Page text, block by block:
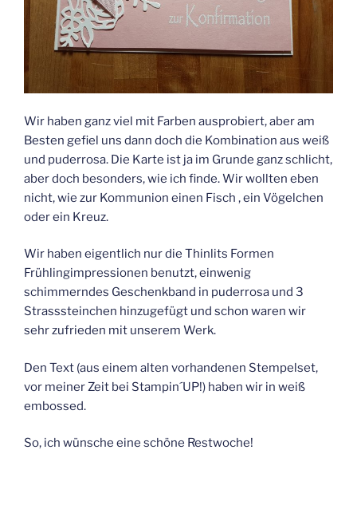
Wir haben ganz viel mit Farben ausprobiert, aber am
Besten gefiel uns dann doch die Kombination aus weiß
und puderrosa. Die Karte ist ja im Grunde ganz schlicht,
aber doch besonders, wie ich finde. Wir wollten eben
nicht, wie zur Kommunion einen Fisch , ein Vögelchen
oder ein Kreuz.
Wir haben eigentlich nur die Thinlits Formen
Frühlingimpressionen benutzt, einwenig
schimmerndes Geschenkband in puderrosa und 3
Strasssteinchen hinzugefügt und schon waren wir
sehr zufrieden mit unserem Werk.
Den Text (aus einem alten vorhandenen Stempelset,
vor meiner Zeit bei Stampin´UP!) haben wir in weiß
embossed.
So, ich wünsche eine schöne Restwoche!